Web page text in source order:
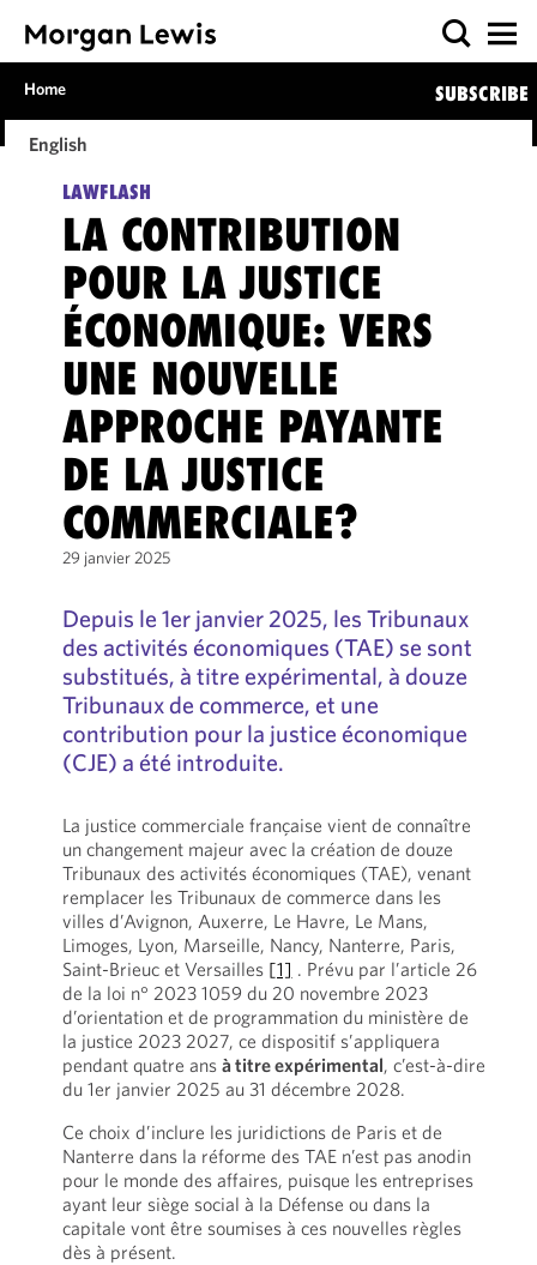
Home SUBSCRIBE
English
LAWFLASH
LA CONTRIBUTION
POUR LA JUSTICE
ÉCONOMIQUE: VERS
UNE NOUVELLE
APPROCHE PAYANTE
DE LA JUSTICE
COMMERCIALE?
29 janvier 2025
Depuis le 1er janvier 2025, les Tribunaux
des activités économiques (TAE) se sont
substitués, à titre expérimental, à douze
Tribunaux de commerce, et une
contribution pour la justice économique
(CJE) a été introduite.
La justice commerciale française vient de connaître
un changement majeur avec la création de douze
Tribunaux des activités économiques (TAE), venant
remplacer les Tribunaux de commerce dans les
villes d’Avignon, Auxerre, Le Havre, Le Mans,
Limoges, Lyon, Marseille, Nancy, Nanterre, Paris,
Saint-Brieuc et Versailles [1] . Prévu par l’article 26
de la loi n° 2023 1059 du 20 novembre 2023
d’orientation et de programmation du ministère de
la justice 2023 2027, ce dispositif s’appliquera
pendant quatre ans à titre expérimental, c’est-à-dire
du 1er janvier 2025 au 31 décembre 2028.
Ce choix d’inclure les juridictions de Paris et de
Nanterre dans la réforme des TAE n’est pas anodin
pour le monde des affaires, puisque les entreprises
ayant leur siège social à la Défense ou dans la
capitale vont être soumises à ces nouvelles règles
dès à présent.